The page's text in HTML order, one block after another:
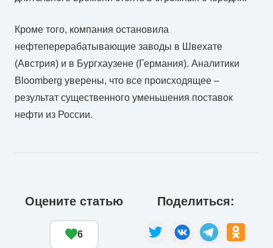
Кроме того, компания остановила
нефтеперерабатывающие заводы в Швехате
(Австрия) и в Бургхаузене (Германия). Аналитики
Bloomberg уверены, что все происходящее –
результат существенного уменьшения поставок
нефти из России.
Оцените статью
6
Поделиться: